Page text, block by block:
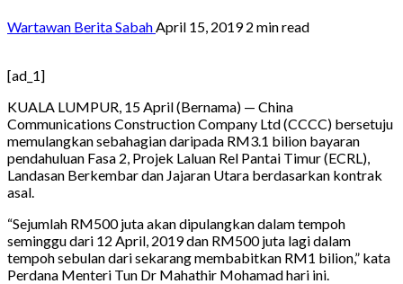
Wartawan Berita SabahApril 15, 20192 min read
[ad_1]
KUALA LUMPUR, 15 April (Bernama) — China
Communications Construction Company Ltd (CCCC) bersetuju
memulangkan sebahagian daripada RM3.1 bilion bayaran
pendahuluan Fasa 2, Projek Laluan Rel Pantai Timur (ECRL),
Landasan Berkembar dan Jajaran Utara berdasarkan kontrak
asal.
“Sejumlah RM500 juta akan dipulangkan dalam tempoh
seminggu dari 12 April, 2019 dan RM500 juta lagi dalam
tempoh sebulan dari sekarang membabitkan RM1 bilion,” kata
Perdana Menteri Tun Dr Mahathir Mohamad hari ini.